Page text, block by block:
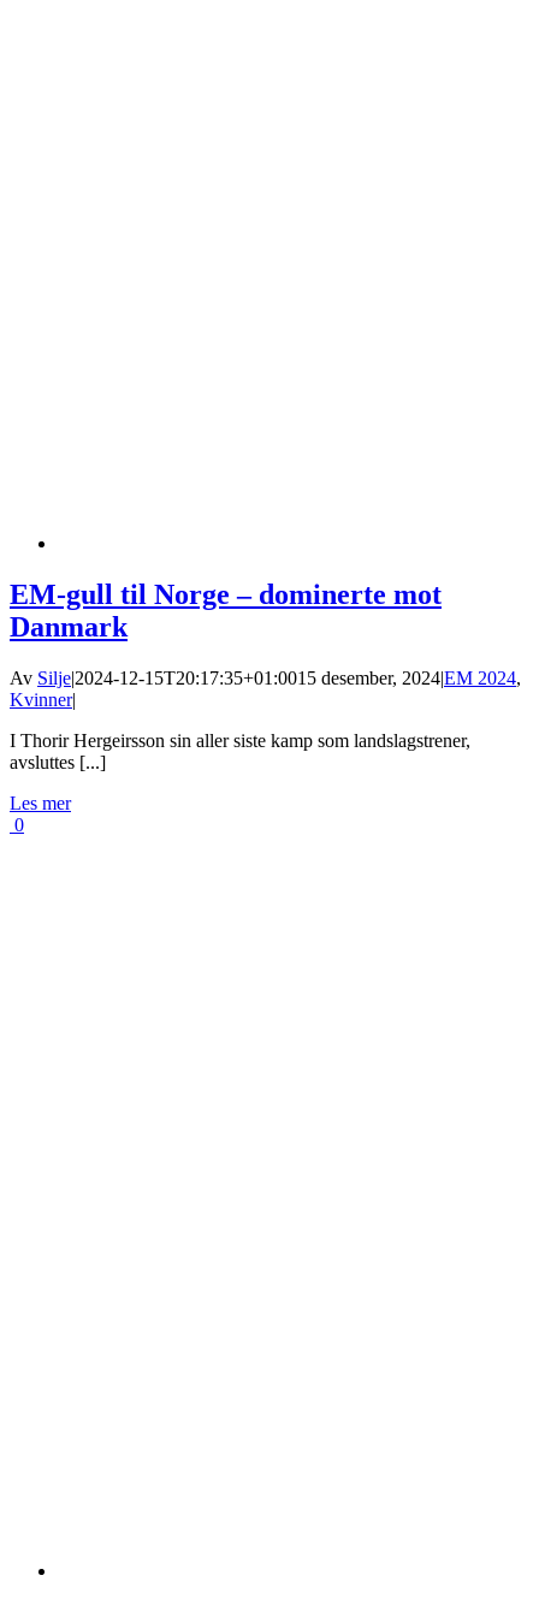
EM-gull til Norge – dominerte mot
Danmark
Av Silje|2024-12-15T20:17:35+01:0015 desember, 2024|EM 2024,
Kvinner|
I Thorir Hergeirsson sin aller siste kamp som landslagstrener,
avsluttes [...]
Les mer
0